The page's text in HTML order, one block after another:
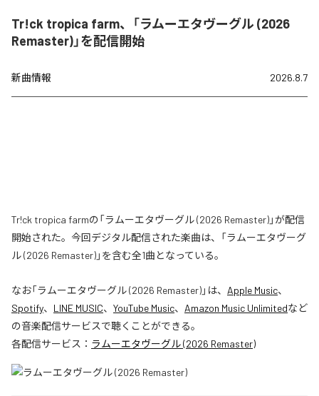
Tr!ck tropica farm、「ラムーエタヴーグル (2026
Remaster)」を配信開始
新曲情報 2026.8.7
Tr!ck tropica farmの「ラムーエタヴーグル (2026 Remaster)」が配信
開始された。今回デジタル配信された楽曲は、「ラムーエタヴーグ
ル (2026 Remaster)」を含む全1曲となっている。
なお「ラムーエタヴーグル (2026 Remaster)」は、 Apple Music、
Spotify、 LINE MUSIC、 YouTube Music、 Amazon Music Unlimitedなど
の音楽配信サービスで聴くことができる。
各配信サービス： ラムーエタヴーグル (2026 Remaster)